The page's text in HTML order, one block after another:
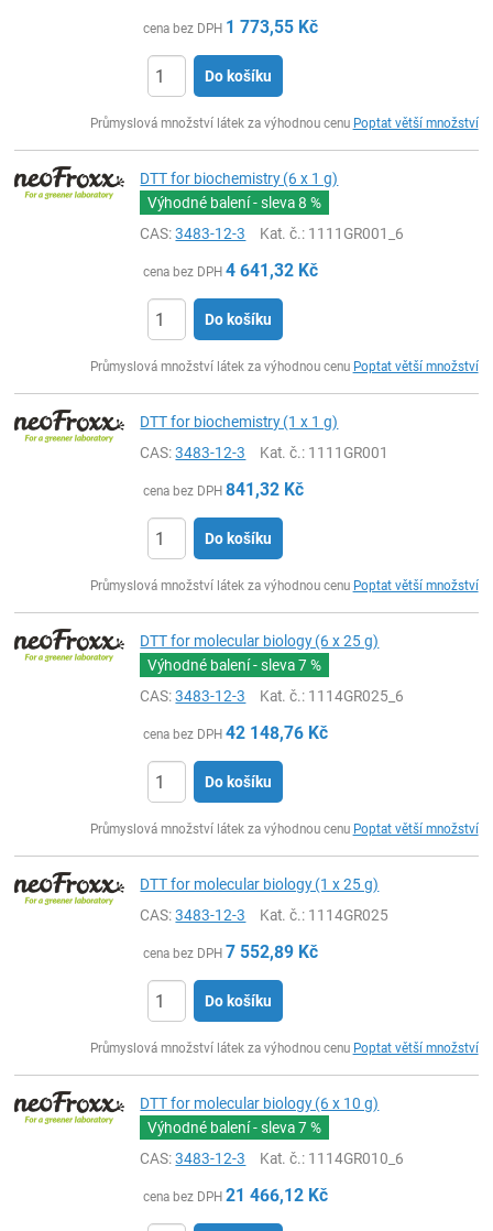
cena bez DPH 1 773,55 Kč
Do košíku
Průmyslová množství látek za výhodnou cenu Poptat větší množství
DTT for biochemistry (6 x 1 g)
Výhodné balení - sleva8 %
CAS:3483-12-3 Kat. č.: 1111GR001_6
cena bez DPH 4 641,32 Kč
Do košíku
Průmyslová množství látek za výhodnou cenu Poptat větší množství
DTT for biochemistry (1 x 1 g)
CAS:3483-12-3 Kat. č.: 1111GR001
cena bez DPH 841,32 Kč
Do košíku
Průmyslová množství látek za výhodnou cenu Poptat větší množství
DTT for molecular biology (6 x 25 g)
Výhodné balení - sleva7 %
CAS:3483-12-3 Kat. č.: 1114GR025_6
cena bez DPH 42 148,76 Kč
Do košíku
Průmyslová množství látek za výhodnou cenu Poptat větší množství
DTT for molecular biology (1 x 25 g)
CAS:3483-12-3 Kat. č.: 1114GR025
cena bez DPH 7 552,89 Kč
Do košíku
Průmyslová množství látek za výhodnou cenu Poptat větší množství
DTT for molecular biology (6 x 10 g)
Výhodné balení - sleva7 %
CAS:3483-12-3 Kat. č.: 1114GR010_6
cena bez DPH 21 466,12 Kč